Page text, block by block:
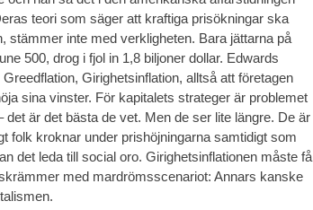
teori som säger att kraftiga prisökningar ska
stämmer inte med verkligheten. Bara jättarna på
500, drog i fjol in 1,8 biljoner dollar. Edwards
Girighetsinflation, alltså att företagen
sina vinster. För kapitalets strateger är problemet
det är det bästa de vet. Men de ser lite längre. De är
folk kroknar under prishöjningarna samtidigt som
det leda till social oro. Girighetsinflationen måste få
med mardrömsscenariot: Annars kanske